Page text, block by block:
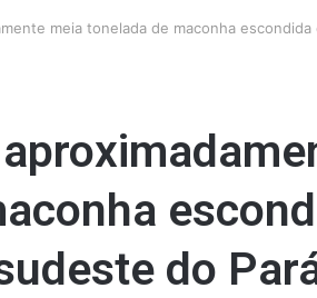
meia tonelada de maconha
do